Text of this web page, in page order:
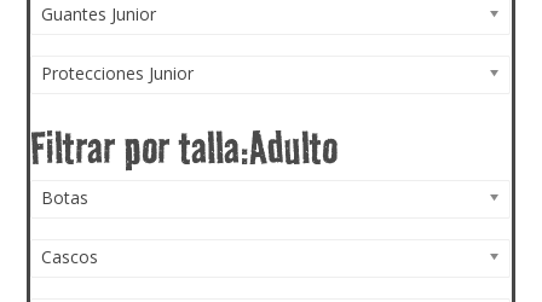
Guantes Junior
Protecciones Junior
Botas
Cascos